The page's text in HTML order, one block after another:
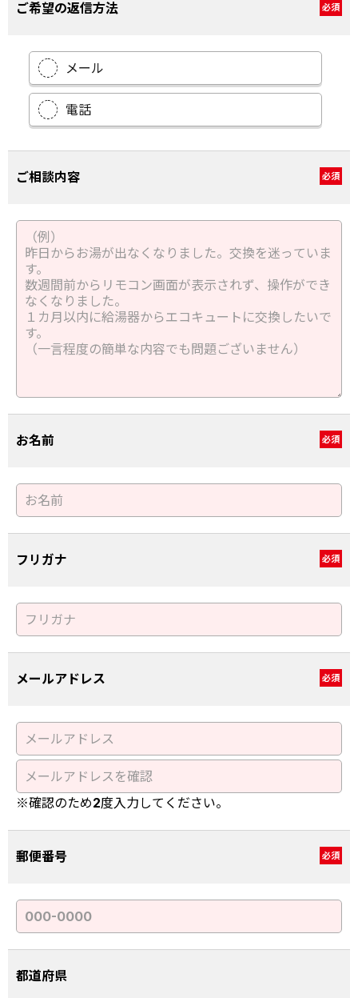
ご希望の返信方法 必須
メール
電話
ご相談内容 必須
お名前 必須
フリガナ 必須
メールアドレス 必須
※確認のため2度入力してください。
郵便番号 必須
都道府県